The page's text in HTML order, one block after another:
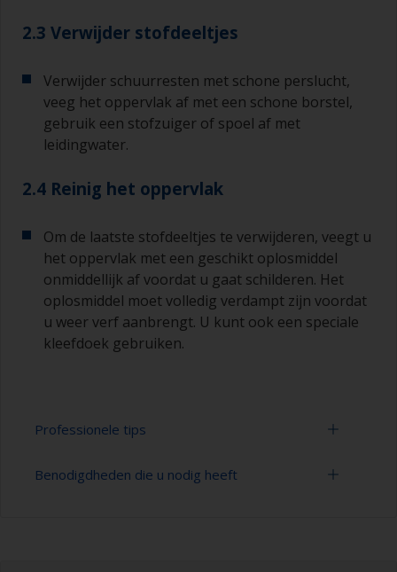
2.3 Verwijder stofdeeltjes
Verwijder schuurresten met schone perslucht,
veeg het oppervlak af met een schone borstel,
gebruik een stofzuiger of spoel af met
leidingwater.
2.4 Reinig het oppervlak
Om de laatste stofdeeltjes te verwijderen, veegt u
het oppervlak met een geschikt oplosmiddel
onmiddellijk af voordat u gaat schilderen. Het
oplosmiddel moet volledig verdampt zijn voordat
u weer verf aanbrengt. U kunt ook een speciale
kleefdoek gebruiken.
Professionele tips
Voorkom dat schuursporen zichtbaar zijn in de
Benodigdheden die u nodig heeft